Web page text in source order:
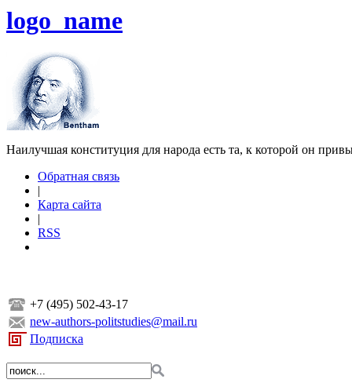
logo_name
Наилучшая конституция для народа есть та, к которой он
Обратная связь
|
Карта сайта
|
RSS
+7 (495) 502-43-17
new-authors-politstudies@mail.ru
Подписка